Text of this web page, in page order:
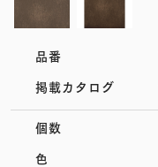
品番
掲載カタログ
個数
色